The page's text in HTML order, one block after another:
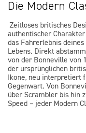
Die Modern
Zeitloses britisches
authentischer Charakter
das Fahrerlebnis deines
Lebens. Direkt
von der Bonneville von
der ursprünglichen
Ikone, neu interpretiert
Gegenwart. Von
über Scrambler bis hin
Speed – jeder Modern